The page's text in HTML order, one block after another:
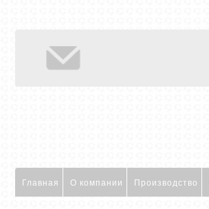
Главная О компании Производство